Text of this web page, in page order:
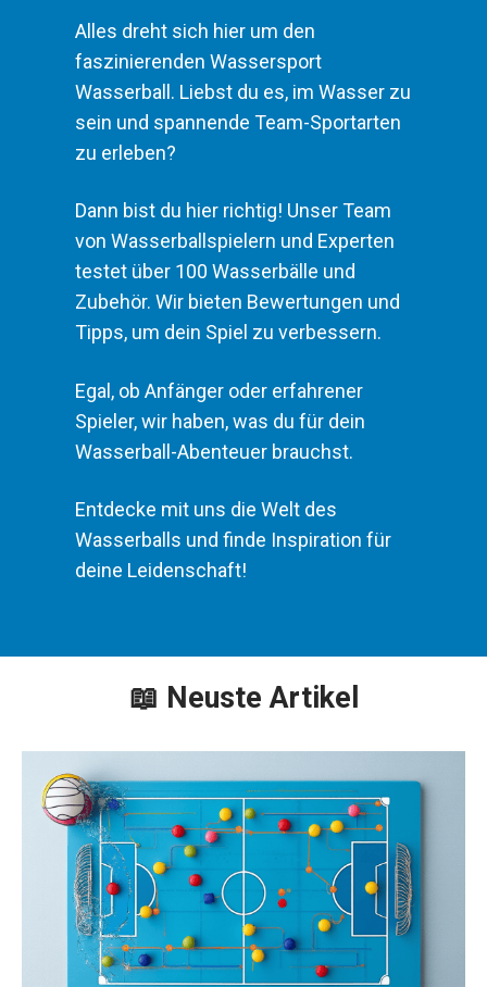
faszinierenden Wassersport
Wasserball. Liebst du es, im Wasser
zu sein und spannende Team-
Sportarten zu erleben?
von Wasserballspielern und Experten
testet über 100 Wasserbälle und
Zubehör. Wir bieten Bewertungen
und Tipps, um dein Spiel zu
verbessern.
Egal, ob Anfänger oder erfahrener
Spieler, wir haben, was du für dein
Wasserball-Abenteuer brauchst.
Entdecke mit uns die Welt des
Wasserballs und finde Inspiration für
deine Leidenschaft!
📖 Neuste Artikel